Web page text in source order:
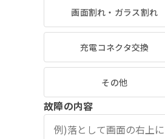
画面割れ・ガラス割れ
充電コネクタ交換
その他
故障の内容